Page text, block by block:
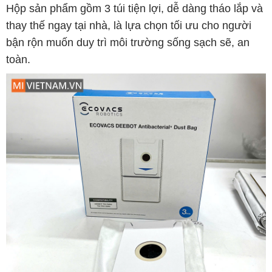
Hộp sản phẩm gồm 3 túi tiện lợi, dễ dàng tháo lắp và
thay thế ngay tại nhà, là lựa chọn tối ưu cho người
bận rộn muốn duy trì môi trường sống sạch sẽ, an
toàn.